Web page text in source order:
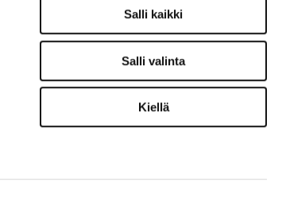
Salli kaikki
Salli valinta
Kiellä